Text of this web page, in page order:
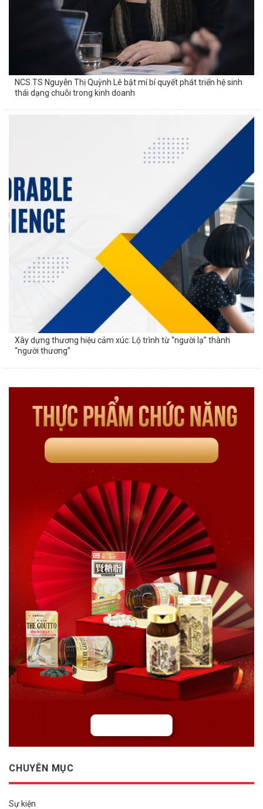
NCS.TS Nguyễn Thị Quỳnh Lê bật mí bí quyết phát triển hệ sinh
thái dạng chuỗi trong kinh doanh
Xây dựng thương hiệu cảm xúc: Lộ trình từ “người lạ” thành
“người thương”
CHUYÊN MỤC
Sự kiện